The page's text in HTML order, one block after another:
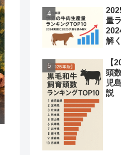
量
解く
【
頭
児
説